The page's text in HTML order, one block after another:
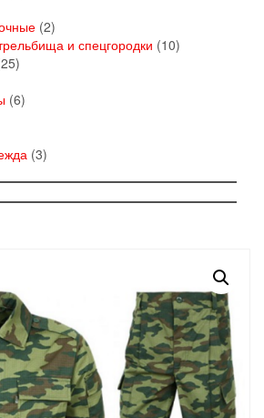
22
товара
и спецгородки 1010
2525
66
33